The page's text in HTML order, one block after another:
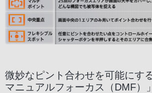
微妙なピント合わせを可能にす
マニュアルフォーカス（DMF）」